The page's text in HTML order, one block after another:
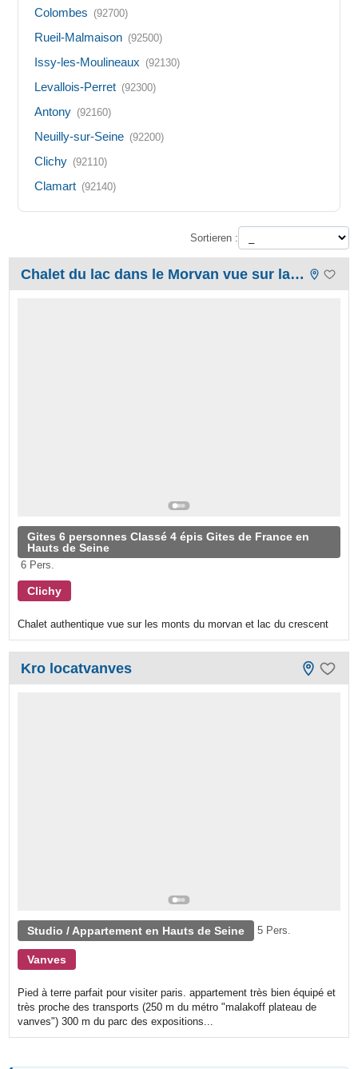
Colombes (92700)
Rueil-Malmaison (92500)
Issy-les-Moulineaux (92130)
Levallois-Perret (92300)
Antony (92160)
Neuilly-sur-Seine (92200)
Clichy (92110)
Clamart (92140)
Sortieren :
Chalet du lac dans le Morvan vue sur lac du Crescent
Gites 6 personnes Classé 4 épis Gites de France en
Hauts de Seine
6 Pers.
Clichy
Chalet authentique vue sur les monts du morvan et lac du crescent
Kro locatvanves
Studio / Appartement en Hauts de Seine 5 Pers.
Vanves
Pied à terre parfait pour visiter paris. appartement très bien équipé et
très proche des transports (250 m du métro "malakoff plateau de
vanves") 300 m du parc des expositions...